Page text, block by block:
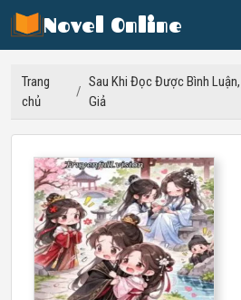
Novel Online
Trang
chủ
/
Sau Khi Đọc Được Bình
Giả